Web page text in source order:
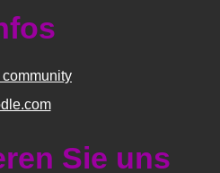
community
Sie uns